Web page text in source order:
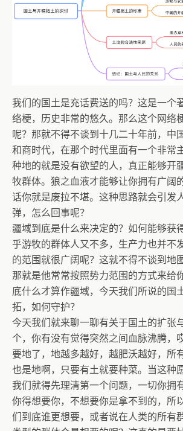
我们的国土是充话费送的吗？这是一个
络梗，历史非常的悠久。那么这个网络
呢？那就不得不谈到十几二十年前，中
和商时代，在那个时代里面有一个非常
种地的就是没有欲望的人，真正能够开
牧群体。狼之血液才能够让你拥有广阔
话你就是废拉不堪。这种思路就会引发
弹，怎么回事呢？
疆域到底是什么来决定的？如何能够获
乎游牧的群体人又不多，生产力也并不
的范围就很广阔呢？这就不得不谈到地
那就是他常常按照势力范围的方式来给
底什么才算作疆域，今天我们所说的国
拓，如何守护？
今天我们就来聊一聊有关于国土的扩张
个，你有没有觉得突然之间血脉沸腾，
要地了，地越多越好，越肥沃越好，所
也是地啊，只要有土就要种菜。当这种
我们就得先理清第一个问题，一切你拥
你得想要你，不想要你是拿不到的，所
们到底谁更想要，或者说在人类的所有